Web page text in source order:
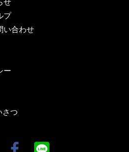
プ
い合わせ
ー
さつ